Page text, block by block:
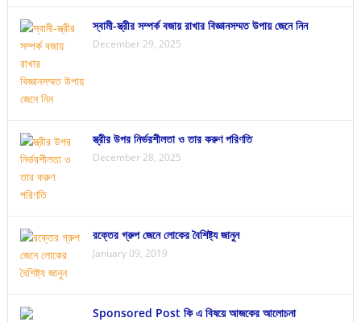
স্বামী-স্ত্রীর সম্পর্ক বজায় রাখার বিজ্ঞানসম্মত উপায় জেনে নিন
December 29, 2025
স্ত্রীর উপর নির্ভরশীলতা ও তার করুণ পরিণতি
December 28, 2025
রক্তের গ্রুপ জেনে লোকের বৈশিষ্ট্য জানুন
January 09, 2019
Sponsored Post কি এ বিষয়ে আজকের আলোচনা